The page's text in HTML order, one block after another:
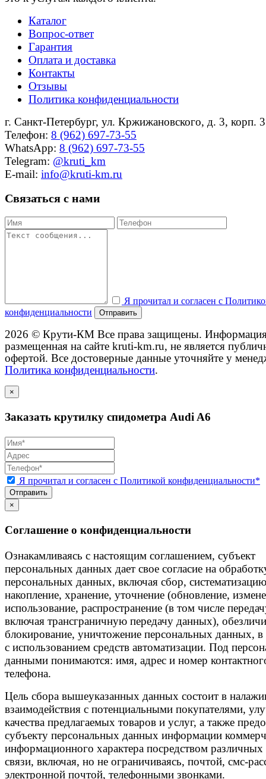
Каталог
Вопрос-ответ
Гарантия
Оплата и доставка
Контакты
Отзывы
Политика конфиденциальности
г. Санкт-Петербург, ул. Кржижановского, д. 3, корп. 3
Телефон: 8 (962) 697-73-55
WhatsApp: 8 (962) 697-73-55
Telegram: @kruti_km
E-mail: info@kruti-km.ru
Связаться с нами
Я прочитал и согласен с
конфиденциальности
Отправить
2026 © Крути-КМ Все права защищены.
размещенная на сайте kruti-km.ru, не является
офертой. Все достоверные данные уточняйте у
Политика конфиденциальности.
×
Заказать крутилку спидометра Audi A6
Я прочитал и согласен с Политикой конфиденциальности*
Отправить
×
Соглашение о конфиденциальности
Ознакамливаясь с настоящим соглашением, субъект
персональных данных дает свое согласие на
персональных данных, включая сбор,
накопление, хранение, уточнение (обновление,
использование, распространение (в том числе
включая трансграничную передачу данных),
блокирование, уничтожение персональных данных, в
с использованием средств автоматизации. Под
данными понимаются: имя, адрес и номер
телефона.
Цель сбора вышеуказанных данных состоит в
взаимодействия с потенциальными покупателями,
качества предлагаемых товаров и услуг, а также
субъекту персональных данных информации
информационного характера посредством различных
связи, включая, но не ограничиваясь, почтой, смс-
электронной почтой, телефонными звонками.